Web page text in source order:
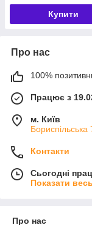
Купити
Про нас
100%
Працює з
м. Київ
Бориспільська
Контакти
Сьогодні
Показати
Про нас